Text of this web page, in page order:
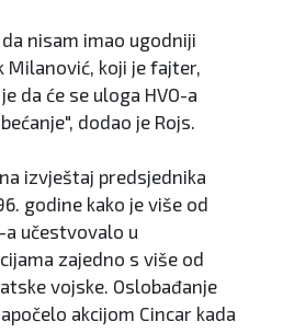
nisam imao ugodniji
Milanović, koji je fajter,
da će se uloga HVO-a
dodao je Rojs.
izvještaj predsjednika
godine kako je više od
a učestvovalo u
zajedno s više od
vojske. Oslobađanje
akcijom Cincar kada